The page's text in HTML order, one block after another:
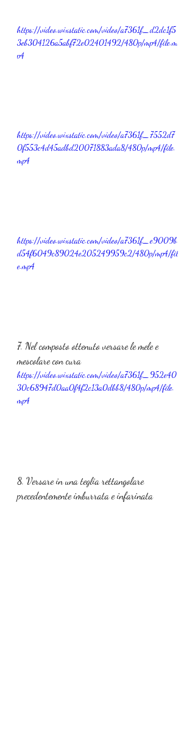
https://video.wixstatic.com/video/a7361f_d2dc1f5
3eb304126a5abf72e02401492/480p/mp4/file.m
p4
https://video.wixstatic.com/video/a7361f_7552d7
0f553c4d45adbd20071883ada8/480p/mp4/file.
mp4
https://video.wixstatic.com/video/a7361f_e9009b
d54f6049c89024e205249959c2/480p/mp4/fil
e.mp4
7. Nel composto ottenuto versare le mele e
mescolare con cura
https://video.wixstatic.com/video/a7361f_952e40
30c68947d0aa0f4f2c13a0dbb8/480p/mp4/file.
mp4
8. Versare in una teglia rettangolare
precedentemente imburrata e infarinata